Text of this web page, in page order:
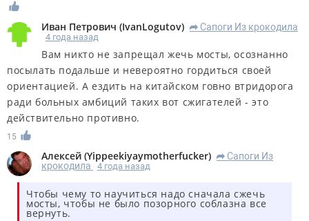
Иван Петрович (IvanLogutov) R Сапоги Из крокодила
4 года назад
Вам никто не запрещал жечь мосты, осознанно
посылать подальше и невероятно гордиться своей
ориентацией. А ездить на китайском говно втридорога
ради больных амбиций таких вот сжигателей - это
действительно противно.
15
Алексей (Yippeekiyaymotherfucker) R Сапоги Из
крокодила
4 года назад
Чтобы чему то научиться надо сначала сжечь
мосты, чтобы не было позорного соблазна все
вернуть.